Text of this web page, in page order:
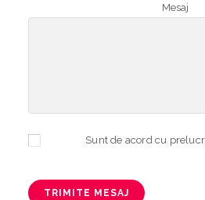
Mesaj
TRIMITE MESAJ